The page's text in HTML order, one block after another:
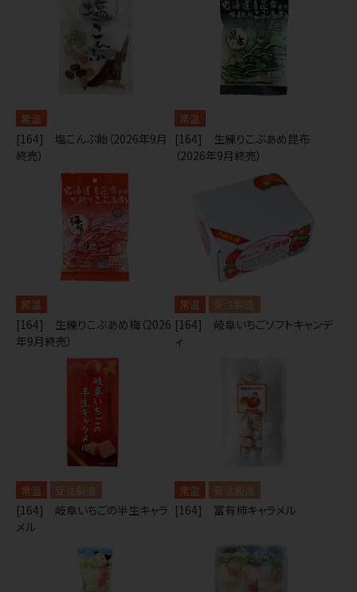
常温
[164] 塩こんぶ飴（2026年9月
終売）
常温
[164] 生練りこぶあめ昆布
（2026年9月終売）
常温
[164] 生練りこぶあめ梅（2026
年9月終売）
常温 受注製造
[164] 岐阜いちごソフトキャンデ
ィ
常温 受注製造
[164] 岐阜いちごの半生キャラ
メル
常温 受注製造
[164] 富有柿キャラメル